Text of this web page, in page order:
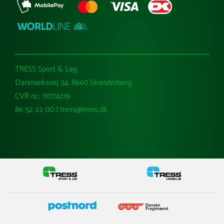
TRESS Sport & Leg
Danmarksvej 34, 8660 Skanderborg
CVR nr.: 11074219
86 52 22 00 | tress@tress.dk